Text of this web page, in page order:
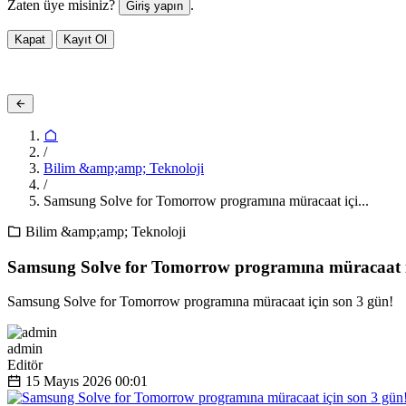
Zaten üye misiniz? Giriş yapın .
Kapat Kayıt Ol
/
Bilim &amp;amp; Teknoloji
/
Samsung Solve for Tomorrow programına müracaat içi...
Bilim &amp;amp; Teknoloji
Samsung Solve for Tomorrow programına müracaat
Samsung Solve for Tomorrow programına müracaat için son 3 gün!
admin
Editör
15 Mayıs 2026 00:01